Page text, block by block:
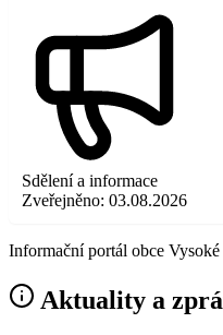
Sdělení a informace
Zveřejněno: 03.08.2026
Informační portál obce
Aktuality a